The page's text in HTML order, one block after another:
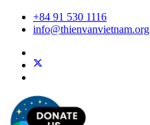
+84 91 530 1116
info@thienvanvietnam.org